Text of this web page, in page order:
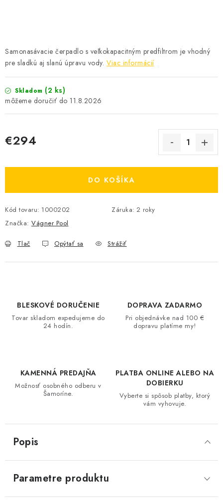
Samonasávacie čerpadlo s veľkokapacitným predfiltrom je vhodný
pre sladkú aj slanú úpravu vody. Viac informácií
Skladom (2 ks)
11.8.2026
€294
DO KOŠÍKA
Kód tovaru: 1000202 Záruka: 2 roky
Značka: Vágner Pool
Tlač Opýtať sa Strážiť
BLESKOVÉ DORUČENIE
Tovar skladom expedujeme do
24 hodín.
DOPRAVA ZADARMO
Pri objednávke nad 100 €
dopravu platíme my!
KAMENNÁ PREDAJŇA
Možnosť osobného odberu v
Šamoríne.
PLATBA ONLINE ALEBO NA
DOBIERKU
Vyberte si spôsob platby, ktorý
vám vyhovuje.
Popis
Parametre produktu